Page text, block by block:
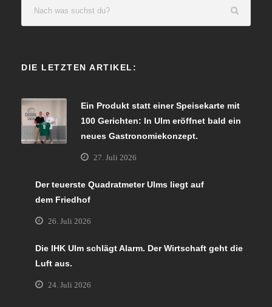
DIE LETZTEN ARTIKEL:
Ein Produkt statt einer Speisekarte mit
100 Gerichten: In Ulm eröffnet bald ein
neues Gastronomiekonzept.
27. Juli 2026
Der teuerste Quadratmeter Ulms liegt auf
dem Friedhof
26. Juli 2026
Die IHK Ulm schlägt Alarm. Der Wirtschaft geht die
Luft aus.
24. Juli 2026